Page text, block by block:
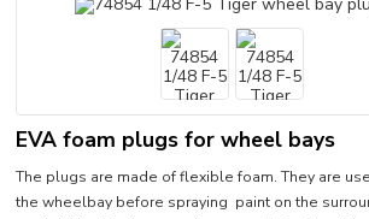
EVA foam plugs for wheel bays
The plugs are made of flexible foam. They are
the wheelbay before spraying paint on the